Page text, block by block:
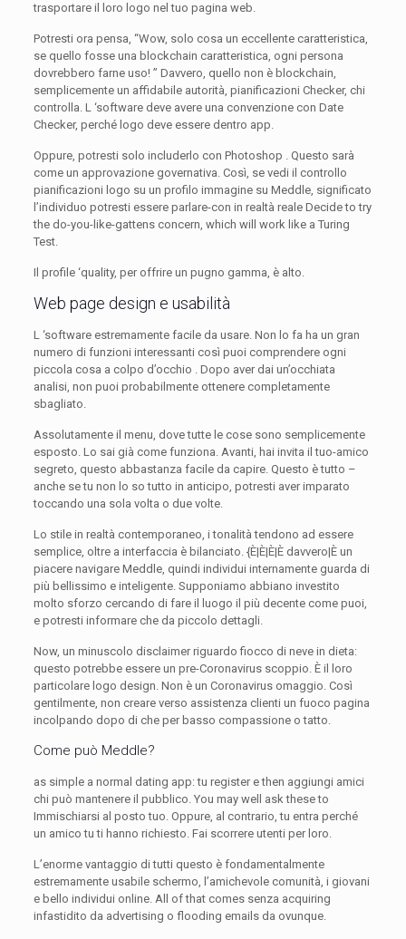
trasportare il loro logo nel tuo pagina web.
Potresti ora pensa, “Wow, solo cosa un eccellente caratteristica,
se quello fosse una blockchain caratteristica, ogni persona
dovrebbero farne uso! ” Davvero, quello non è blockchain,
semplicemente un affidabile autorità, pianificazioni Checker, chi
controlla. L ‘software deve avere una convenzione con Date
Checker, perché logo deve essere dentro app.
Oppure, potresti solo includerlo con Photoshop . Questo sarà
come un approvazione governativa. Così, se vedi il controllo
pianificazioni logo su un profilo immagine su Meddle, significato
l’individuo potresti essere parlare-con in realtà reale Decide to try
the do-you-like-gattens concern, which will work like a Turing
Test.
Il profile ‘quality, per offrire un pugno gamma, è alto.
Web page design e usabilità
L ‘software estremamente facile da usare. Non lo fa ha un gran
numero di funzioni interessanti così puoi comprendere ogni
piccola cosa a colpo d’occhio . Dopo aver dai un’occhiata
analisi, non puoi probabilmente ottenere completamente
sbagliato.
Assolutamente il menu, dove tutte le cose sono semplicemente
esposto. Lo sai già come funziona. Avanti, hai invita il tuo-amico
segreto, questo abbastanza facile da capire. Questo è tutto –
anche se tu non lo so tutto in anticipo, potresti aver imparato
toccando una sola volta o due volte.
Lo stile in realtà contemporaneo, i tonalità tendono ad essere
semplice, oltre a interfaccia è bilanciato. {È|È|È|È davvero|È un
piacere navigare Meddle, quindi individui internamente guarda di
più bellissimo e inteligente. Supponiamo abbiano investito
molto sforzo cercando di fare il luogo il più decente come puoi,
e potresti informare che da piccolo dettagli.
Now, un minuscolo disclaimer riguardo fiocco di neve in dieta:
questo potrebbe essere un pre-Coronavirus scoppio. È il loro
particolare logo design. Non è un Coronavirus omaggio. Così
gentilmente, non creare verso assistenza clienti un fuoco pagina
incolpando dopo di che per basso compassione o tatto.
Come può Meddle?
as simple a normal dating app: tu register e then aggiungi amici
chi può mantenere il pubblico. You may well ask these to
Immischiarsi al posto tuo. Oppure, al contrario, tu entra perché
un amico tu ti hanno richiesto. Fai scorrere utenti per loro.
L’enorme vantaggio di tutti questo è fondamentalmente
estremamente usabile schermo, l’amichevole comunità, i giovani
e bello individui online. All of that comes senza acquiring
infastidito da advertising o flooding emails da ovunque.